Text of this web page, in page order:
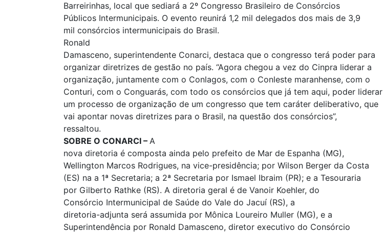
Barreirinhas, local que sediará a 2º Congresso Brasileiro de Consórcios
Públicos Intermunicipais. O evento reunirá 1,2 mil delegados dos mais de 3,9
mil consórcios intermunicipais do Brasil.
Ronald
Damasceno, superintendente Conarci, destaca que o congresso terá poder para
organizar diretrizes de gestão no país. “Agora chegou a vez do Cinpra liderar a
organização, juntamente com o Conlagos, com o Conleste maranhense, com o
Conturi, com o Conguarás, com todo os consórcios que já tem aqui, poder liderar
um processo de organização de um congresso que tem caráter deliberativo, que
vai apontar novas diretrizes para o Brasil, na questão dos consórcios”,
ressaltou.
SOBRE O CONARCI – A
nova diretoria é composta ainda pelo prefeito de Mar de Espanha (MG),
Wellington Marcos Rodrigues, na vice-presidência; por Wilson Berger da Costa
(ES) na a 1ª Secretaria; a 2ª Secretaria por Ismael Ibraim (PR); e a Tesouraria
por Gilberto Rathke (RS). A diretoria geral é de Vanoir Koehler, do
Consórcio Intermunicipal de Saúde do Vale do Jacuí (RS), a
diretoria-adjunta será assumida por Mônica Loureiro Muller (MG), e a
Superintendência por Ronald Damasceno, diretor executivo do Consórcio